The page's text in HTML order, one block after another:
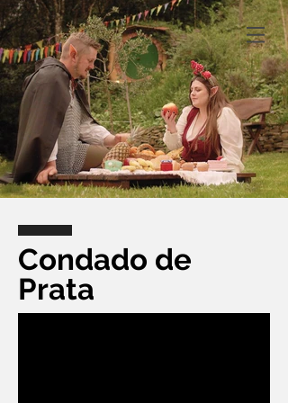
Condado de
Prata